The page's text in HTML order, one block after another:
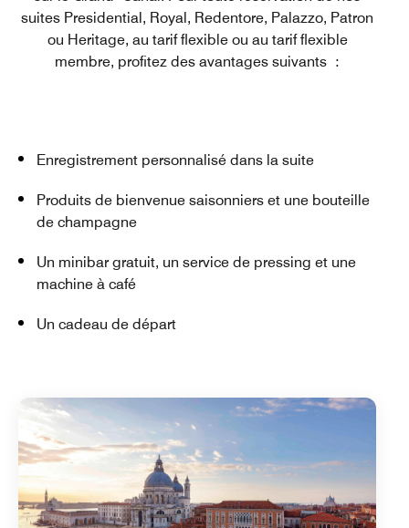
suites Presidential, Royal, Redentore, Palazzo, Patron
ou Heritage, au tarif flexible ou au tarif flexible
membre, profitez des avantages suivants :
Enregistrement personnalisé dans la suite
Produits de bienvenue saisonniers et une bouteille
de champagne
Un minibar gratuit, un service de pressing et une
machine à café
Un cadeau de départ